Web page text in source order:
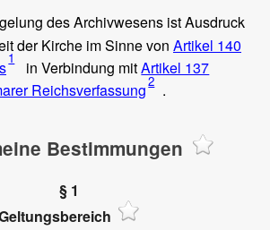
des Archivwesens ist Ausdruck
der Kirche im Sinne von Artikel 140
1 in Verbindung mitArtikel 137
Reichsverfassung2 .
Bestimmungen
§ 1